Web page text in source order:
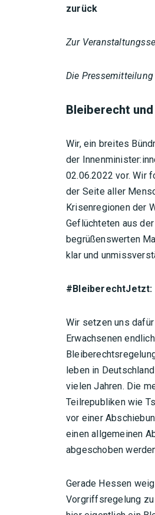
zurück
Zur
Die Pressemitteilung
Bleiberecht
Wir, ein breites
der
02.06.2022 vor. Wir
der Seite aller
Krisenregionen der
Geflüchteten aus
begrüßenswerten
klar und
#BleiberechtJetzt:
Wir setzen uns
Erwachsenen
leben in
vielen Jahren. Die
Teilrepubliken wie
vor einer
einen allgemeinen
abgeschoben
Gerade Hessen
Vorgriffsregelung